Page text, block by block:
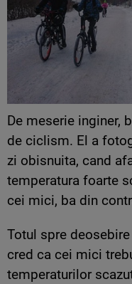
De meserie inginer,
de ciclism. El a
zi obisnuita, cand
temperatura foarte
cei mici, ba din
Totul spre
cred ca cei mici
temperaturilor